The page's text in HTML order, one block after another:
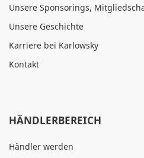
Unsere Sponsorings,
Unsere Geschichte
Karriere bei Karlowsky
Kontakt
HÄNDLERBEREICH
Händler werden